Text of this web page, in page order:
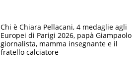
Chi è Chiara Pellacani, 4 medaglie agli
Europei di Parigi 2026, papà Giampaolo
giornalista, mamma insegnante e il
fratello calciatore